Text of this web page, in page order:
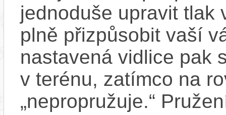
jednoduše upravit tlak
plně přizpůsobit vaší
nastavená vidlice pak
v terénu, zatímco na
„nepropružuje.“